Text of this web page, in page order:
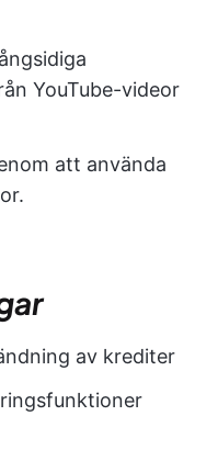
YouTube-videor
att använda
av krediter